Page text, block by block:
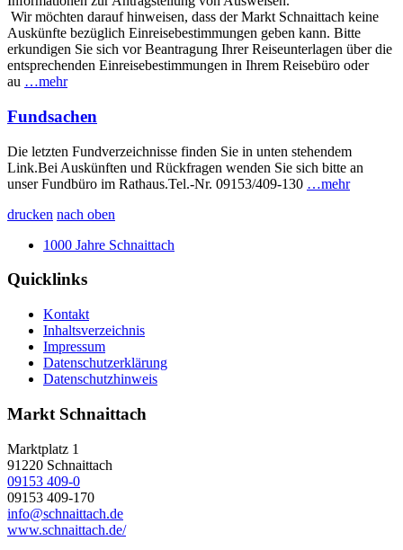
Wir möchten darauf hinweisen, dass der Markt Schnaittach keine
Auskünfte bezüglich Einreisebestimmungen geben kann. Bitte
erkundigen Sie sich vor Beantragung Ihrer Reiseunterlagen über die
entsprechenden Einreisebestimmungen in Ihrem Reisebüro oder
au …mehr
Fundsachen
Die letzten Fundverzeichnisse finden Sie in unten stehendem
Link.Bei Auskünften und Rückfragen wenden Sie sich bitte an
unser Fundbüro im Rathaus.Tel.-Nr. 09153/409-130 …mehr
drucken nach oben
1000 Jahre Schnaittach
Quicklinks
Kontakt
Inhaltsverzeichnis
Impressum
Datenschutzerklärung
Datenschutzhinweis
Markt Schnaittach
Marktplatz 1
91220 Schnaittach
09153 409-0
09153 409-170
info@schnaittach.de
www.schnaittach.de/